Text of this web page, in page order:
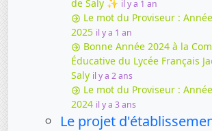
de Saly ✨ il y a 1 an
Le mot du Proviseur :
2025 il y a 1 an
Bonne Année 2024 à la
Éducative du Lycée Français
Saly il y a 2 ans
Le mot du Proviseur :
2024 il y a 3 ans
Le projet